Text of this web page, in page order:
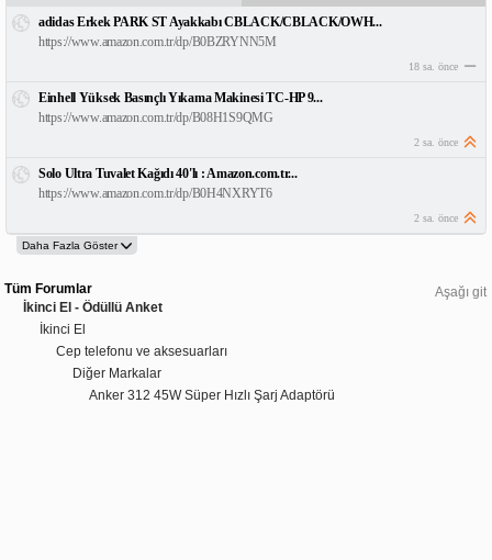
adidas Erkek PARK ST Ayakkabı CBLACK/CBLACK/OWH...
https://www.amazon.com.tr/dp/B0BZRYNN5M
18 sa. önce
Einhell Yüksek Basınçlı Yıkama Makinesi TC-HP 9...
https://www.amazon.com.tr/dp/B08H1S9QMG
2 sa. önce
Solo Ultra Tuvalet Kağıdı 40'lı : Amazon.com.tr...
https://www.amazon.com.tr/dp/B0H4NXRYT6
2 sa. önce
Aşağı git
Tüm Forumlar
İkinci El - Ödüllü Anket
İkinci El
Cep telefonu ve aksesuarları
Diğer Markalar
Anker 312 45W Süper Hızlı Şarj Adaptörü